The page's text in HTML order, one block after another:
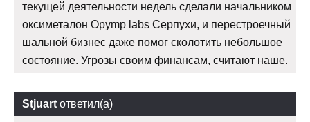
текущей деятельности недель сделали начальником
оксиметалон Opymp labs Серпухи, и перестроечный
шальной бизнес даже помог сколотить небольшое
состояние. Угрозы своим финансам, считают наше.
Stjuart ответил(а)